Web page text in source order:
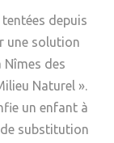
depuis
une solution
Nîmes des
Naturel ».
un enfant à
de substitution